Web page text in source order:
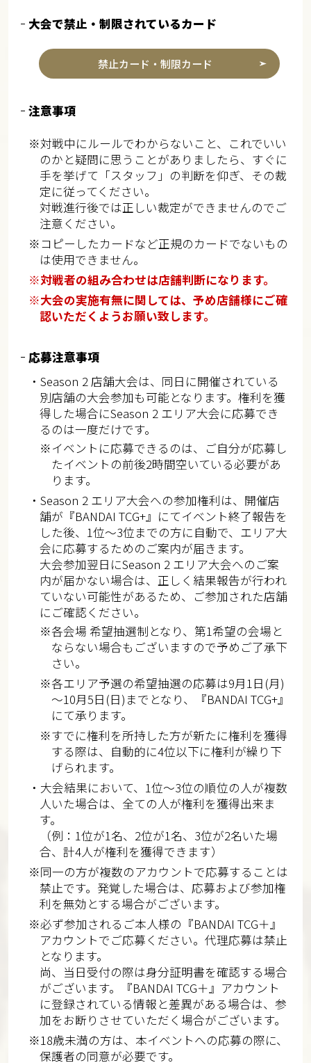
大会で禁止・制限されているカード
禁止カード・制限カード
注意事項
※対戦中にルールでわからないこと、これでいい
のかと疑問に思うことがありましたら、すぐに
手を挙げて「スタッフ」の判断を仰ぎ、その裁
定に従ってください。
対戦進行後では正しい裁定ができませんのでご
注意ください。
※コピーしたカードなど正規のカードでないもの
は使用できません。
※対戦者の組み合わせは店舗判断になります。
※大会の実施有無に関しては、予め店舗様にご確
認いただくようお願い致します。
応募注意事項
・Season 2 店舗大会は、同日に開催されている
別店舗の大会参加も可能となります。権利を獲
得した場合にSeason 2 エリア大会に応募でき
るのは一度だけです。
※イベントに応募できるのは、ご自分が応募し
たイベントの前後2時間空いている必要があ
ります。
・Season 2 エリア大会への参加権利は、開催店
舗が『BANDAI TCG+』にてイベント終了報告を
した後、1位～3位までの方に自動で、エリア大
会に応募するためのご案内が届きます。
大会参加翌日にSeason 2 エリア大会へのご案
内が届かない場合は、正しく結果報告が行われ
ていない可能性があるため、ご参加された店舗
にご確認ください。
※各会場 希望抽選制となり、第1希望の会場と
ならない場合もございますので予めご了承下
さい。
※各エリア予選の希望抽選の応募は9月1日(月)
～10月5日(日)までとなり、『BANDAI TCG+』
にて承ります。
※すでに権利を所持した方が新たに権利を獲得
する際は、自動的に4位以下に権利が繰り下
げられます。
・大会結果において、1位～3位の順位の人が複数
人いた場合は、全ての人が権利を獲得出来ま
す。
（例：1位が1名、2位が1名、3位が2名いた場
合、計4人が権利を獲得できます）
※同一の方が複数のアカウントで応募することは
禁止です。発覚した場合は、応募および参加権
利を無効とする場合がございます。
※必ず参加されるご本人様の『BANDAI TCG＋』
アカウントでご応募ください。代理応募は禁止
となります。
尚、当日受付の際は身分証明書を確認する場合
がございます。『BANDAI TCG＋』アカウント
に登録されている情報と差異がある場合は、参
加をお断りさせていただく場合がございます。
※18歳未満の方は、本イベントへの応募の際に、
保護者の同意が必要です。